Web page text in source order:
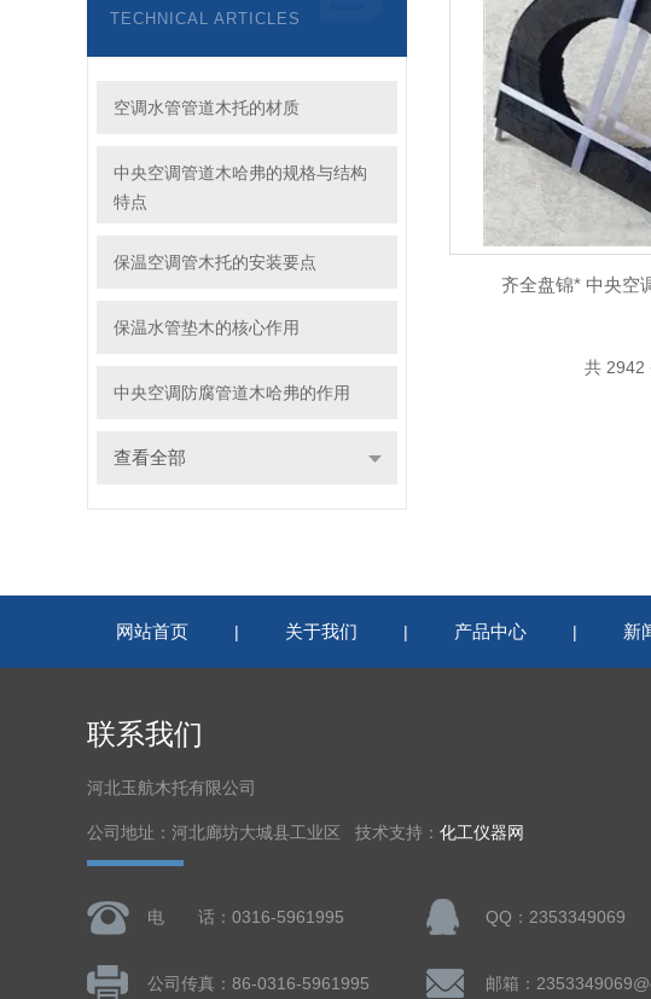
TECHNICAL ARTICLES
空调水管管道木托的材质
中央空调管道木哈弗的规格与结构
特点
保温空调管木托的安装要点
保温水管垫木的核心作用
中央空调防腐管道木哈弗的作用
查看全部
齐全盘锦* 中央空
共 2942
网站首页 | 关于我们 | 产品中心 | 新
联系我们
河北玉航木托有限公司
公司地址：河北廊坊大城县工业区 技术支持： 化工仪器网
电 话：0316-5961995 QQ：2353349069
公司传真：86-0316-5961995 邮箱：